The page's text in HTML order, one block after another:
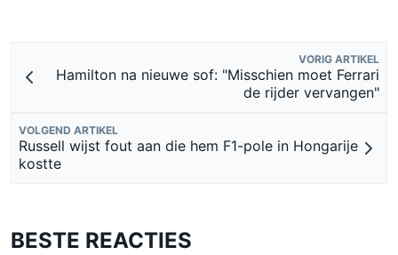
VORIG ARTIKEL
Hamilton na nieuwe sof: "Misschien moet Ferrari
de rijder vervangen"
VOLGEND ARTIKEL
Russell wijst fout aan die hem F1-pole in Hongarije
kostte
BESTE REACTIES